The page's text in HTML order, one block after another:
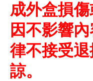
成外盒損傷
因不影響
律不接受
諒。